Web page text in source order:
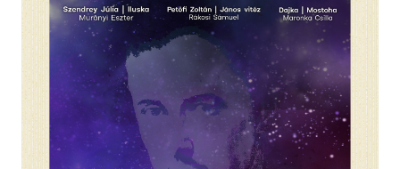
Tanfolyam
Ismeretterjesztés
Táncos produkció
Vetítés
Egyéb programok